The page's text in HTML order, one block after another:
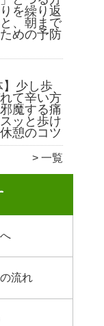
を繰り返
、朝まで
めの予防
】少し歩
て辛い方
魔する痛
ッと歩け
憩のコツ
一覧
流れ